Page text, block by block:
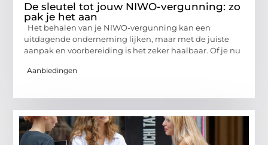
De sleutel tot jouw NIWO-vergunning: zo
pak je het aan
Het behalen van je NIWO-vergunning kan een
uitdagende onderneming lijken, maar met de juiste
aanpak en voorbereiding is het zeker haalbaar. Of je nu
Aanbiedingen